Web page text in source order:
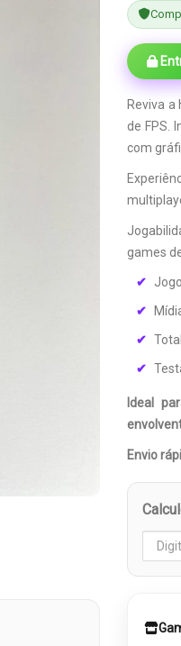
Reviva
de FPS.
com
games
Ideal
Envio